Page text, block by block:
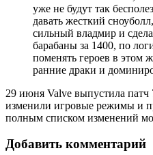
уже не будут так
давать жесткий
сильный владмир и
барабаны за 1400, по
поменять героев в этом
ранние драки и
29 июня Valve выпустила
изменили игровые режимы и
полным списком изменений
Добавить комментарий